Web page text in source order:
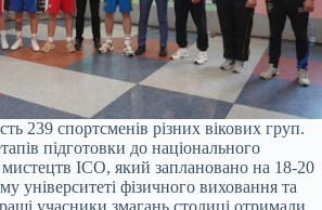
239 спортсменів різних вікових груп.
підготовки до національного
ІСО, який заплановано на 18-20
університеті фізичного виховання та
учасники змагань столиці отримали